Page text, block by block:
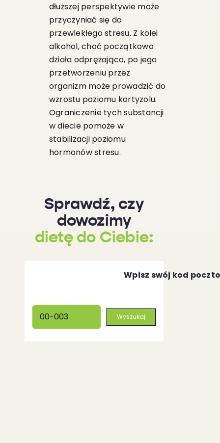
dłuższej perspektywie może
przyczyniać się do
przewlekłego stresu. Z kolei
alkohol, choć początkowo
działa odprężająco, po jego
przetworzeniu przez
organizm może prowadzić do
wzrostu poziomu kortyzolu.
Ograniczenie tych substancji
w diecie pomoże w
stabilizacji poziomu
hormonów stresu.
Sprawdź, czy
dowozimy
dietę do Ciebie:
Wpisz swój kod